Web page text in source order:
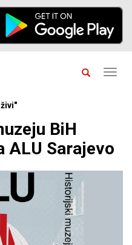
BiH
ALU Sarajevo